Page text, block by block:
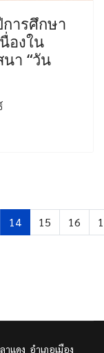
ารศึกษา
องใน
า “วัน
14 15 16
แดง อำเภอเมือง